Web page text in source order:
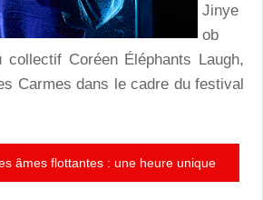
Jinye
ob
collectif Coréen Éléphants Laugh,
Carmes dans le cadre du festival
âmes flottantes : une heure unique